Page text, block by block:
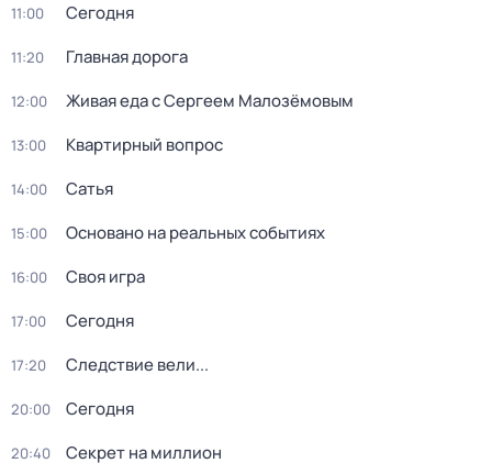
11:00 Сегодня
11:20 Главная дорога
12:00 Живая еда с Сергеем Малозёмовым
13:00 Квартирный вопрос
14:00 Сатья
15:00 Основано на реальных событиях
16:00 Своя игра
17:00 Сегодня
17:20 Следствие вели...
20:00 Сегодня
20:40 Секрет на миллион